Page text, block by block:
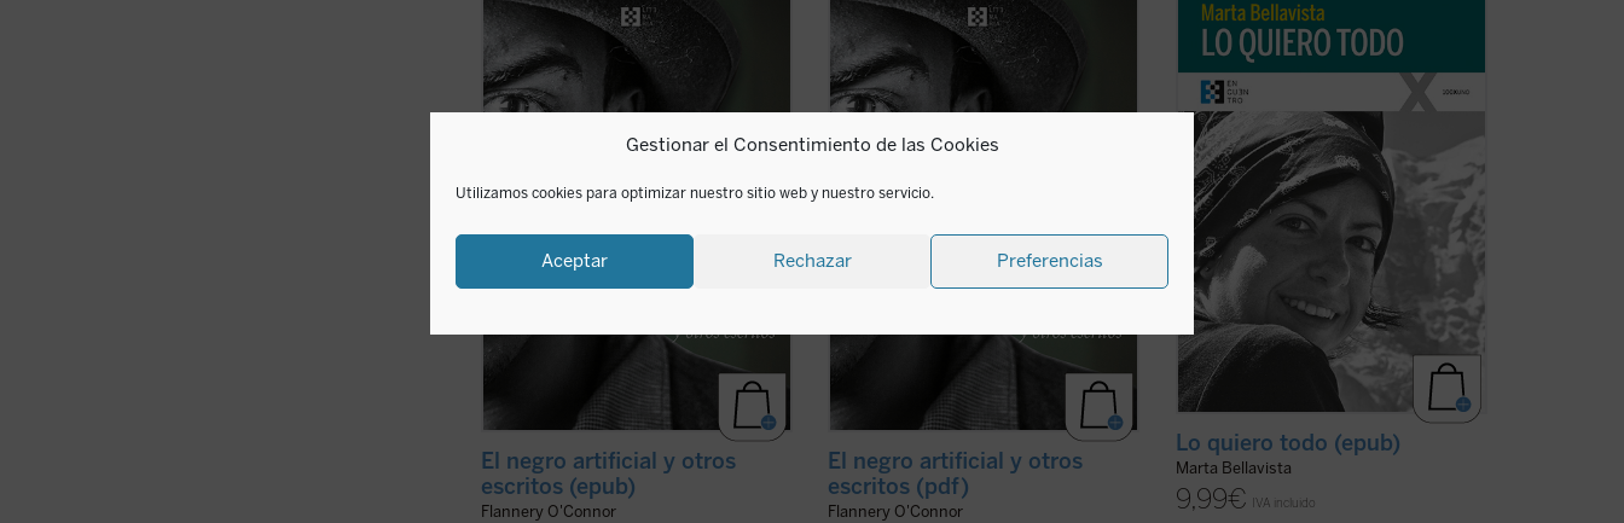
Gestionar el Consentimiento de las Cookies
Utilizamos cookies para optimizar nuestro sitio web y nuestro servicio.
Aceptar Rechazar Preferencias
La presente antología recoge ocho
cuentos representativos y algunos
ensayos breves escritos por Flannery
O'Connor en «Andalusia», la finca
familiar en la que vivió sus últimos años
degenerativa. Son historias ...(ver ficha)
El negro artificial y otros
escritos (epub)
Flannery O'Connor
La presente antología recoge ocho
cuentos representativos y algunos
ensayos breves escritos por Flannery
O'Connor en «Andalusia», la finca
familiar en la que vivió sus últimos años
degenerativa. Son historias ...
El negro artificial y otros
escritos (pdf)
Flannery O'Connor
La vida de Marta, una larga carrera de
apenas veintisiete años, se tornará
dramática y lúcida con la reaparición del
mal que la llevaría a la muerte dos años
después. Marta afrontará esta
circunstancia como ocasión para vivir
«una ...(ver ficha)
Lo quiero todo (epub)
Marta Bellavista
9,99€ IVA incluido